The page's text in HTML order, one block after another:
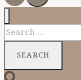
Search
for: